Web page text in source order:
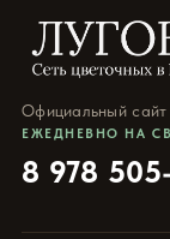
Официальный сайт
ЕЖЕДНЕВНО НА
8 978